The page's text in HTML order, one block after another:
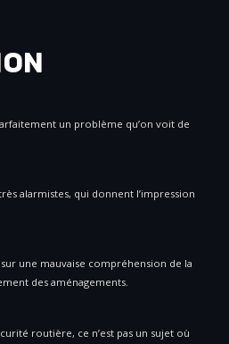
un problème qu’on voit de
alarmistes, qui donnent l’impression
une mauvaise compréhension de la
des aménagements.
routière, ce n’est pas un sujet où